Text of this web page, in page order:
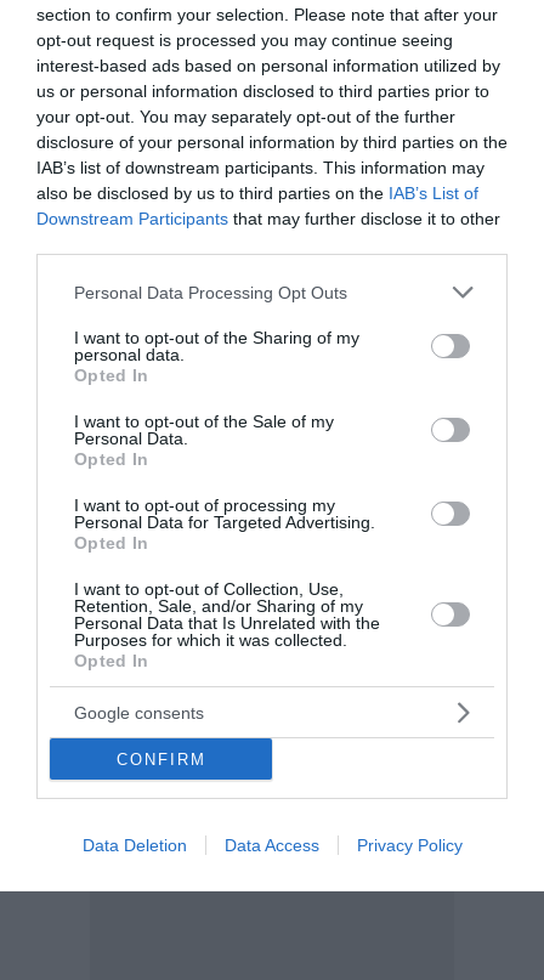
section to confirm your selection. Please note that after your
opt-out request is processed you may continue seeing
interest-based ads based on personal information utilized by
us or personal information disclosed to third parties prior to
your opt-out. You may separately opt-out of the further
disclosure of your personal information by third parties on the
IAB’s list of downstream participants. This information may
also be disclosed by us to third parties on the IAB’s List of
Downstream Participants that may further disclose it to other
Please note that this website/app uses one or more Google
not limited to your visit or usage behaviour. You may click to
grant or deny consent to Google and its third-party tags to
use your data for below specified purposes in below Google
consent section.
Personal Data Processing Opt Outs
I want to opt-out of the Sharing of my
personal data.
Opted In
I want to opt-out of the Sale of my
Personal Data.
Opted In
I want to opt-out of processing my
Personal Data for Targeted Advertising.
Opted In
I want to opt-out of Collection, Use,
Retention, Sale, and/or Sharing of my
Personal Data that Is Unrelated with the
Purposes for which it was collected.
Opted In
Google consents
CONFIRM
Data Deletion Data Access Privacy Policy
Θεώνη Κουφονικολάκου: Λόγος
Στην πολιτική «εν αρχή ήν ο λόγος». Και ο λόγος
είναι… τα πάντα. «Μια λέξη και όλα σώζονται. Μια
λέξη και όλα χάνονται», έλεγε ο Αντρέ Μπρετόν. Ο
λόγος στην πολιτική δεν είναι απλώς γέφυρα
φραστικής επικοινω...
11:00 | 24 Ιουλίου 2026 Απόψεις